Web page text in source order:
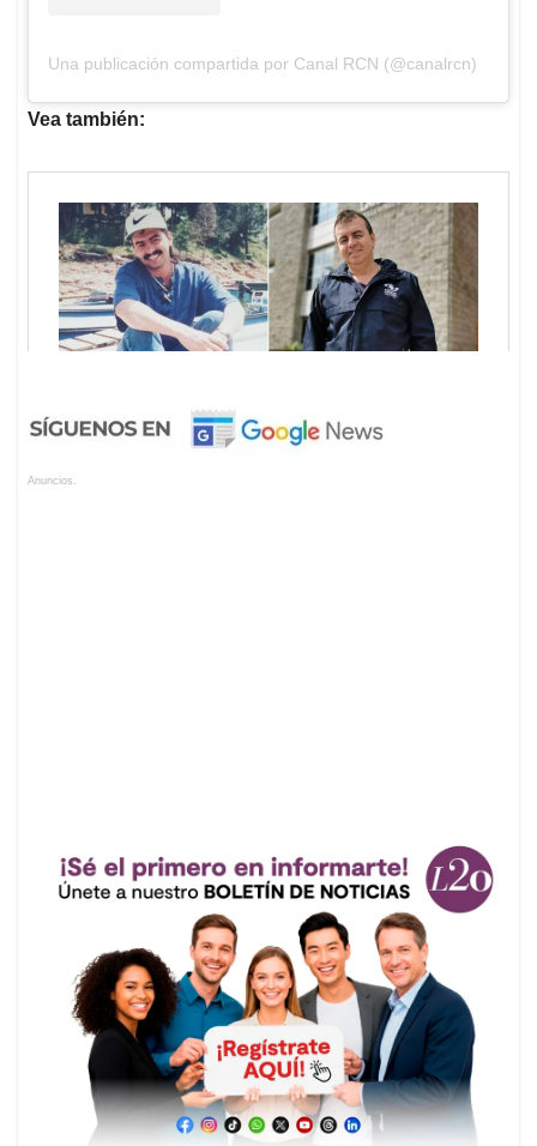
Una publicación compartida por Canal RCN (@canalrcn)
Vea también:
Anuncios.